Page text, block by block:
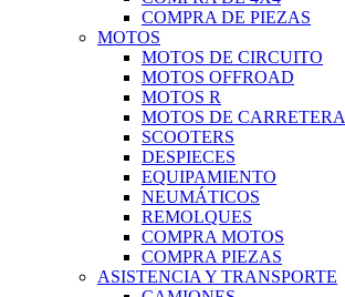
COMPRA DE PIEZAS
MOTOS
MOTOS DE CIRCUITO
MOTOS OFFROAD
MOTOS R
MOTOS DE CARRETERA
SCOOTERS
DESPIECES
EQUIPAMIENTO
NEUMÁTICOS
REMOLQUES
COMPRA MOTOS
COMPRA PIEZAS
ASISTENCIA Y TRANSPORTE